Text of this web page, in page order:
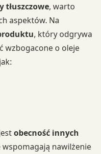
tłuszczowe, warto
aspektów. Na
, który odgrywa
wzbogacone o oleje
obecność innych
wspomagają nawilżenie